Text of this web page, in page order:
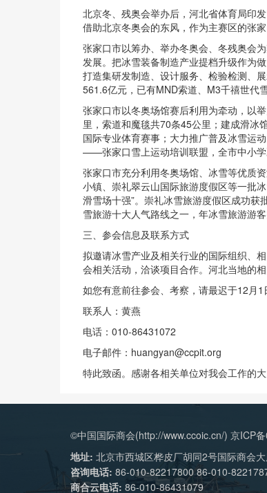
北京冬、残奥会举办后，河北省体育局印
借助北京冬奥会的东风，作为主赛区的张
张家口市以筹办、举办冬奥会、冬残奥会
发展。把冰雪装备制造产业提档升级作为
打造集研发制造、设计服务、检验检测、
561.6亿元，已有MND索道、M3千禧世代
张家口市以冬奥场馆赛后利用为牵动，以
里，索道和魔毯共70条45公里；建成滑冰
国际专业体育赛事；大力推广普及冰雪运
——张家口雪上运动培训联盟，全市中小学
张家口市充分利用冬奥场馆、冰雪等优质
小镇、崇礼翠云山国际旅游度假区等一批
滑雪场十强”。崇礼冰雪旅游度假区成功
雪旅游十大人气路线之一，年冰雪旅游游客
三、参会信息及联系方式
拟邀请冰雪产业及相关行业的国际组织、
会相关活动，洽谈项目合作。河北当地的
如您有意前往参会、考察，请最迟于12月
联系人：黄燕
电话：010-86431072
电子邮件：huangyan@ccpit.org
特此致函。感谢各相关单位对我会工作的大
©中国国际商会(http://www.ccoic.cn/) 京ICP
地址: 北京市西城区桦皮厂胡同2号国际商会
咨询电话: 86-010-82217800 86-010-
商合云电话: 86-010-86431079